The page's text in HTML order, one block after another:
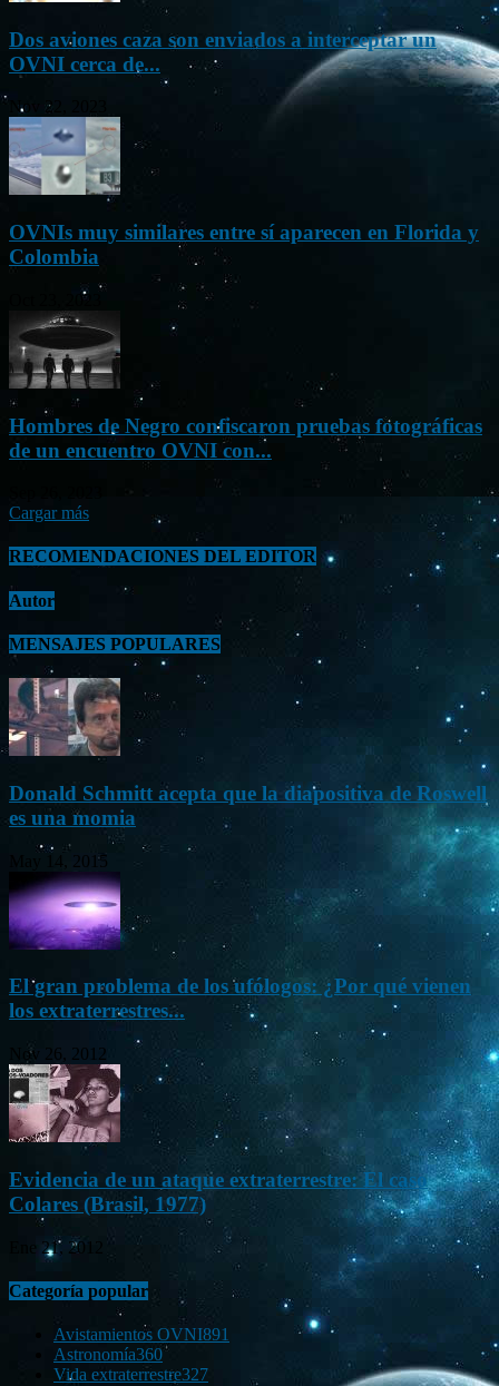
Dos aviones caza son enviados a interceptar un
OVNI cerca de...
Nov 22, 2023
OVNIs muy similares entre sí aparecen en Florida y
Colombia
Oct 23, 2023
Hombres de Negro confiscaron pruebas fotográficas
de un encuentro OVNI con...
Cargar más
RECOMENDACIONES DEL EDITOR
Autor
MENSAJES POPULARES
Donald Schmitt acepta que la diapositiva de Roswell
es una momia
May 14, 2015
El gran problema de los ufólogos: ¿Por qué vienen
los extraterrestres...
Nov 26, 2012
Evidencia de un ataque extraterrestre: El caso
Colares (Brasil, 1977)
Ene 21, 2012
Categoría popular
Avistamientos OVNI891
Astronomía360
Vida extraterrestre327